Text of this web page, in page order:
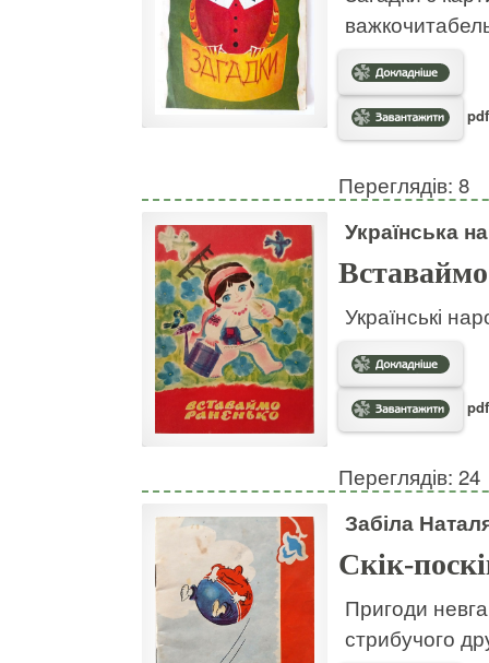
Переглядів: 8
Українська
Українські
Переглядів: 24
Забіла
Скік-
Пригоди
стрибучого